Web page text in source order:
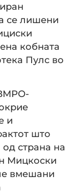
се лишени
кобната
Пулс во
и
што
страна на
Мицкоски
вмешани